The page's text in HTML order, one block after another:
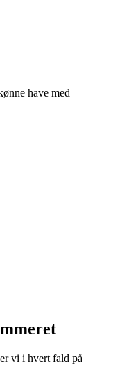
have med
vi i hvert fald på